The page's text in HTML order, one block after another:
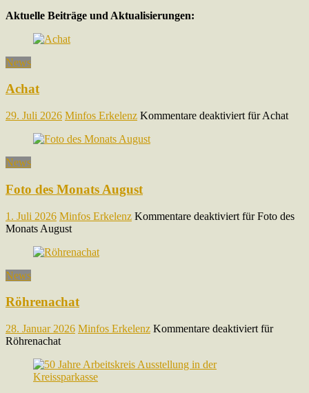
Aktuelle Beiträge und Aktualisierungen:
News
Achat
29. Juli 2026 Minfos Erkelenz Kommentare deaktiviert für Achat
News
Foto des Monats August
1. Juli 2026 Minfos Erkelenz Kommentare deaktiviert für Foto des
Monats August
News
Röhrenachat
28. Januar 2026 Minfos Erkelenz Kommentare deaktiviert für
Röhrenachat